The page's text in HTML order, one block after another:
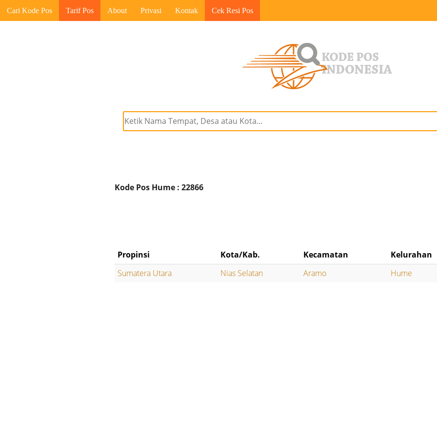
Cari Kode Pos Tarif Pos About Privasi Kontak Cek Resi Pos
Kode Pos Hume : 22866
Propinsi Kota/Kab. Kecamatan
Kelurahan
Sumatera Utara
Nias Selatan Aramo Hume